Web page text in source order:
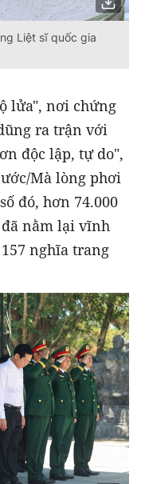
Liệt sĩ quốc gia
lửa", nơi chứng
ra trận với
độc lập, tự do",
Mà lòng phơi
đó, hơn 74.000
nằm lại vĩnh
nghĩa trang